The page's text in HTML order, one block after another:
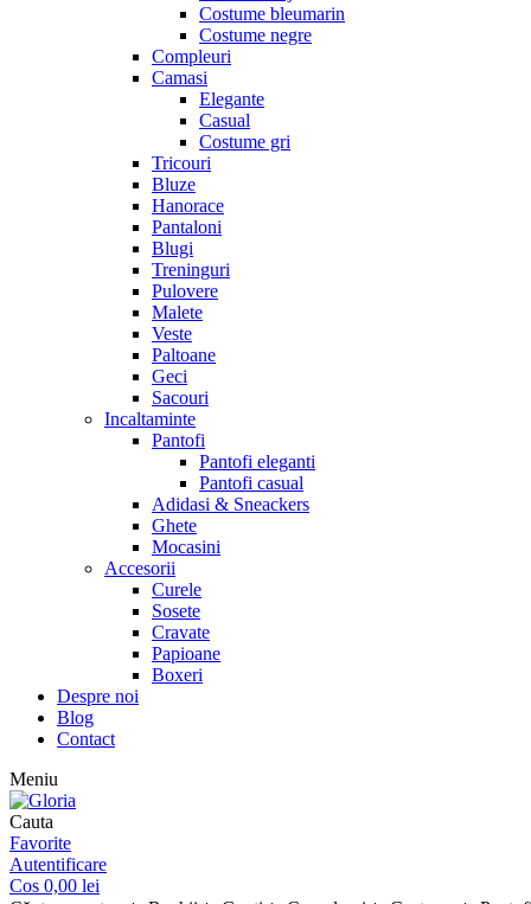
Costume bleumarin
Costume negre
Compleuri
Camasi
Elegante
Casual
Costume gri
Tricouri
Bluze
Hanorace
Pantaloni
Blugi
Treninguri
Pulovere
Malete
Veste
Paltoane
Geci
Sacouri
Incaltaminte
Pantofi
Pantofi eleganti
Pantofi casual
Adidasi & Sneackers
Ghete
Mocasini
Accesorii
Curele
Sosete
Cravate
Papioane
Boxeri
Despre noi
Blog
Contact
Meniu
Cauta
Favorite
Autentificare
Cos 0,00 lei